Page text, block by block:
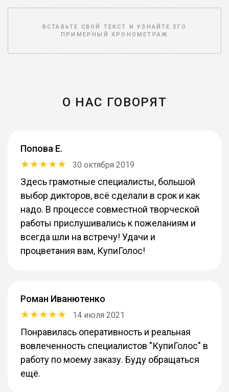
ВСТАВЬТЕ СВОЙ ТЕКСТ И УЗНАЙТЕ ЕГО
ПРИМЕРНЫЙ ХРОНОМЕТРАЖ
О НАС ГОВОРЯТ
Попова Е.
30 октября 2019
Здесь грамотные специалисты, большой
выбор дикторов, всё сделали в срок и как
надо. В процессе совместной творческой
работы прислушивались к пожеланиям и
всегда шли на встречу! Удачи и
процветания вам, КупиГолос!
Роман Иванютенко
14 июля 2021
Понравилась оперативность и реальная
вовлеченность специалистов "КупиГолос" в
работу по моему заказу. Буду обращаться
ещё.